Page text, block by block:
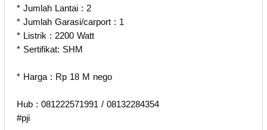
* Jumlah Lantai : 2
* Jumlah Garasi/carport : 1
* Listrik : 2200 Watt
* Sertifikat: SHM
* Harga : Rp 18 M nego
Hub : 081222571991 / 08132284354
#pji